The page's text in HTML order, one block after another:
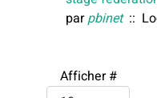
parpbinet::
Afficher #